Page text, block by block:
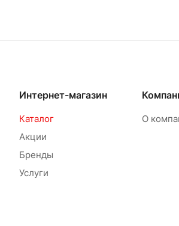
Интернет-магазин
Каталог
Акции
Бренды
Услуги
О